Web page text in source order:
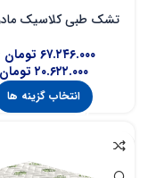
تشک طبی کلاسیک
۶۷.۲۴۶.۰۰۰ تومان
۲۰.۶۲۲.۰۰۰ تومان
انتخاب گزینه ها